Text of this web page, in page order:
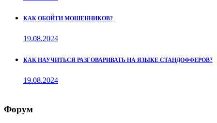
КАК ОБОЙТИ МОШЕННИКОВ?
19.08.2024
КАК НАУЧИТЬСЯ РАЗГОВАРИВАТЬ НА ЯЗЫКЕ СТАНДОФФЕРОВ?
19.08.2024
Форум